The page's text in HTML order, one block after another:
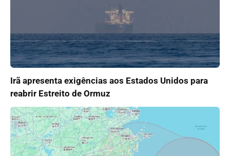
Irã apresenta exigências aos Estados Unidos para
reabrir Estreito de Ormuz